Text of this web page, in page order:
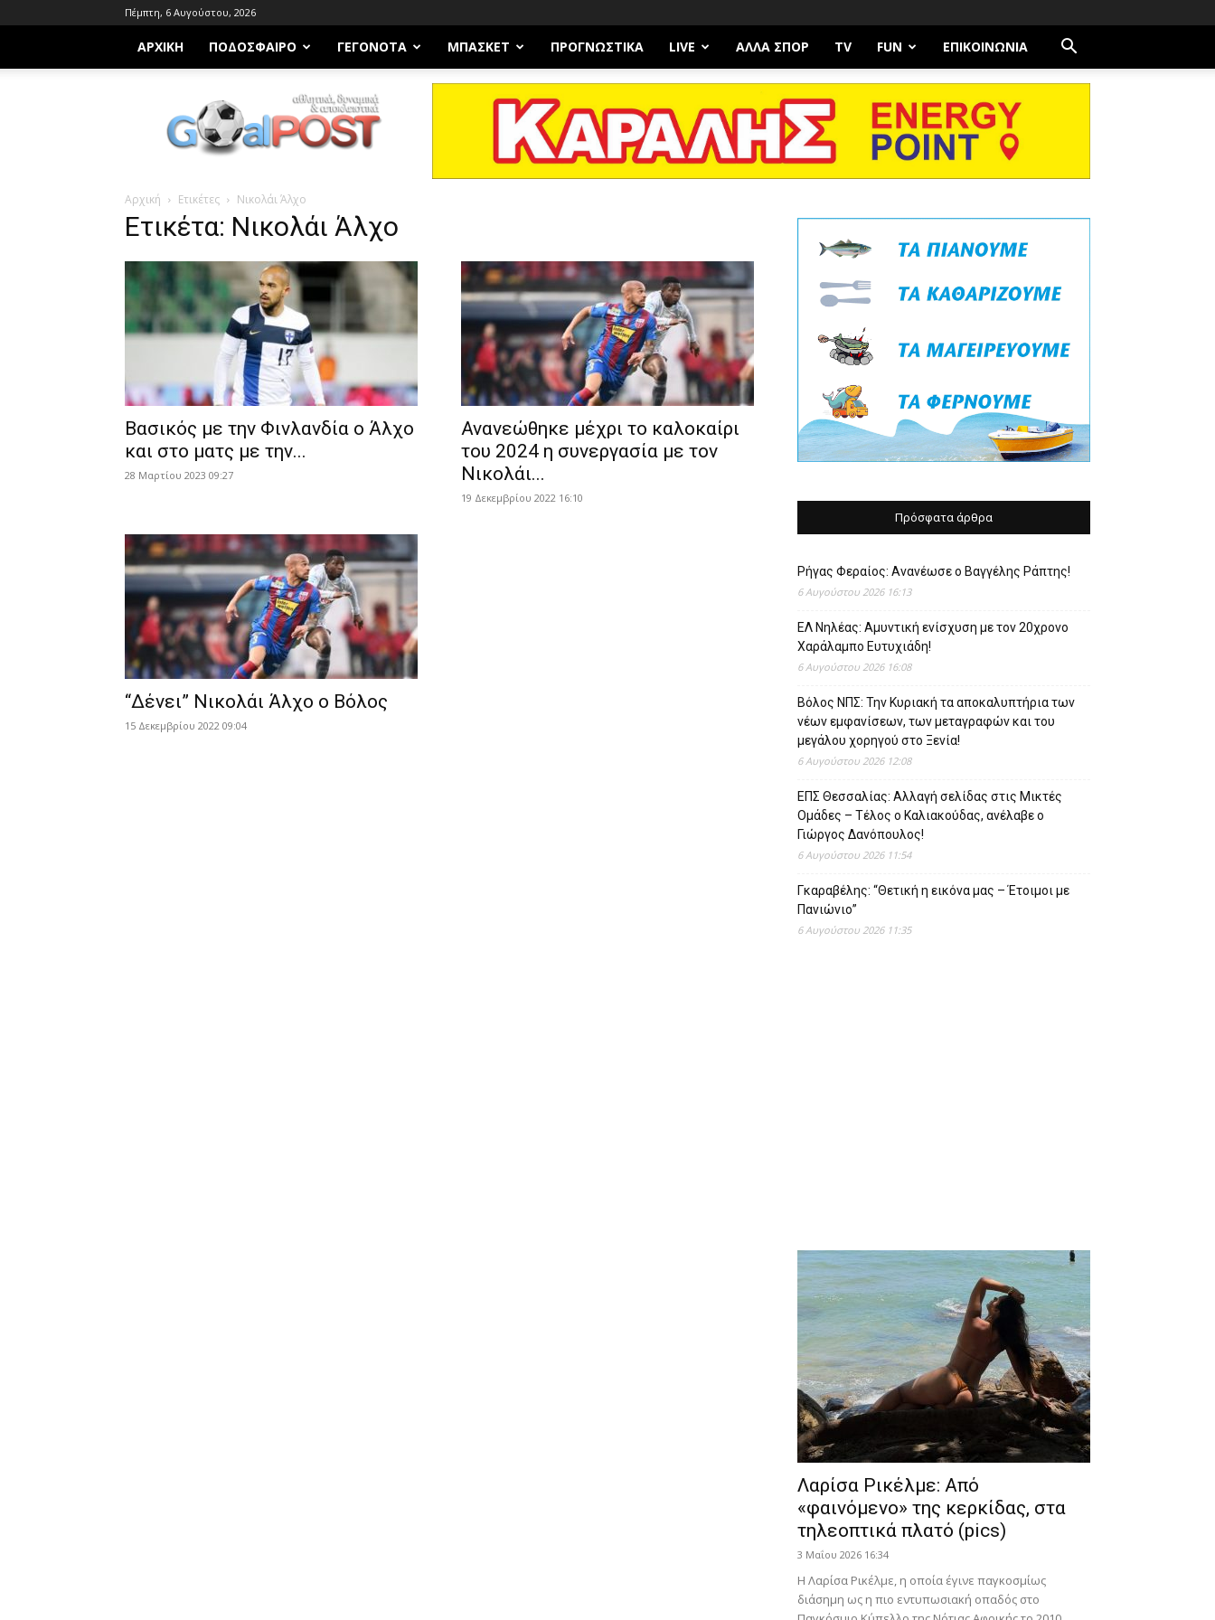
Πέμπτη, 6 Αυγούστου, 2026
ΑΡΧΙΚΗ ΠΟΔΌΣΦΑΙΡΟ ΓΕΓΟΝΌΤΑ ΜΠΆΣΚΕΤ ΠΡΟΓΝΩΣΤΙΚΑ LIVE ΆΛΛΑ ΣΠΟΡ TV FUN ΕΠΙΚΟΙΝΩΝΊΑ
Goalpost.gr
Αρχική Ετικέτες Νικολάι Άλχο
Ετικέτα: Νικολάι Άλχο
Βασικός με την Φινλανδία ο Άλχο
και στο ματς με την...
28 Μαρτίου 2023 09:27
Ανανεώθηκε μέχρι το καλοκαίρι
του 2024 η συνεργασία με τον
Νικολάι...
19 Δεκεμβρίου 2022 16:10
“Δένει” Νικολάι Άλχο ο Βόλος
15 Δεκεμβρίου 2022 09:04
Πρόσφατα άρθρα
Ρήγας Φεραίος: Ανανέωσε ο Βαγγέλης Ράπτης!
6 Αυγούστου 2026 16:13
ΕΛ Νηλέας: Αμυντική ενίσχυση με τον 20χρονο
Χαράλαμπο Ευτυχιάδη!
6 Αυγούστου 2026 16:08
Βόλος ΝΠΣ: Την Κυριακή τα αποκαλυπτήρια των
νέων εμφανίσεων, των μεταγραφών και του
μεγάλου χορηγού στο Ξενία!
6 Αυγούστου 2026 12:08
ΕΠΣ Θεσσαλίας: Αλλαγή σελίδας στις Μικτές
Ομάδες – Τέλος ο Καλιακούδας, ανέλαβε ο
Γιώργος Δανόπουλος!
6 Αυγούστου 2026 11:54
Γκαραβέλης: “Θετική η εικόνα μας – Έτοιμοι με
Πανιώνιο”
6 Αυγούστου 2026 11:35
Λαρίσα Ρικέλμε: Από
«φαινόμενο» της κερκίδας, στα
τηλεοπτικά πλατό (pics)
3 Μαΐου 2026 16:34
Η Λαρίσα Ρικέλμε, η οποία έγινε παγκοσμίως
διάσημη ως η πιο εντυπωσιακή οπαδός στο